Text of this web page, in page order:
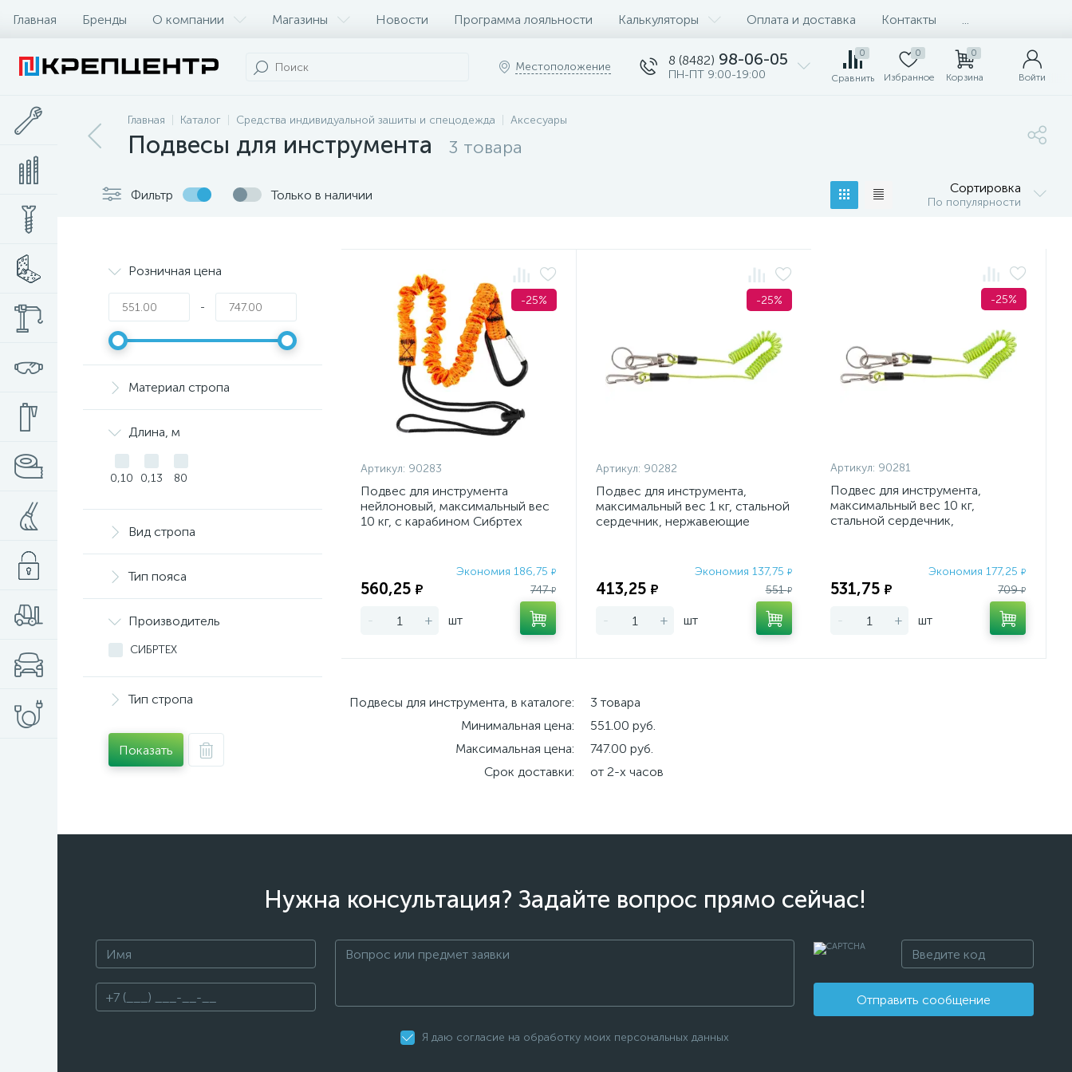
Главная Бренды О компании Магазины Новости Программа лояльности Калькуляторы Оплата и доставка Контакты
Местоположение 8 (8482) 98-06-05
ПН-ПТ 9:00-19:00
0
Сравнить
0
Избранное
0
Корзина Войти
Главная Каталог Средства индивидуальной зашиты и спецодежда Аксесуары
Подвесы для инструмента 3 товара
Фильтр Только в наличии Сортировка
По популярности
Розничная цена
-
Материал стропа
Длина, м
0,10 0,13 80
Вид стропа
Тип пояса
Производитель
СИБРТЕХ
Тип стропа
Показать
-25%
Артикул: 90283
Подвес для инструмента
нейлоновый, максимальный вес
10 кг, с карабином Сибртех
Экономия 186,75 ₽
560,25 ₽ 747₽
- + шт
-25%
Артикул: 90282
Подвес для инструмента,
максимальный вес 1 кг, стальной
сердечник, нержавеющие
Экономия 137,75 ₽
413,25 ₽ 551₽
- + шт
-25%
Артикул: 90281
Подвес для инструмента,
максимальный вес 10 кг,
стальной сердечник,
Экономия 177,25₽
531,75 ₽ 709₽
- + шт
Подвесы для инструмента, в каталоге:
3 товара
Минимальная цена:
551.00 руб.
Максимальная цена:
747.00 руб.
Срок доставки:
от 2-х часов
Нужна консультация? Задайте вопрос прямо сейчас!
Отправить сообщение
Я даю согласие на обработку моих персональных данных